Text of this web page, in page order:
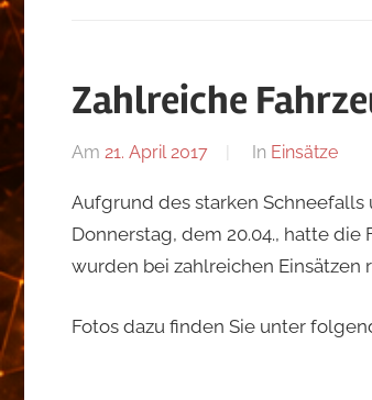
Wiesmath
Zahlreiche
Am 21. April 2017
Von
In Einsätze
Aufgrund des starken
Donnerstag, dem 20.04., hatte
wurden bei zahlreichen
Fotos dazu finden Sie unter